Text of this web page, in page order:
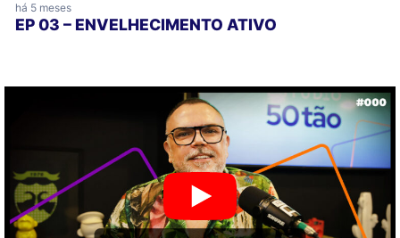
há 5 meses
EP 03 – ENVELHECIMENTO ATIVO